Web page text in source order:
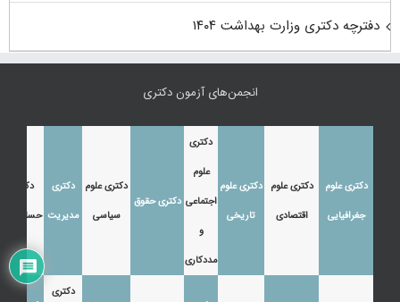
دفترچه دکتری وزارت بهداشت ۱۴۰۴
انجمن‌های آزمون دکتری
دکتری علوم
جغرافیایی
دکتری علوم
اقتصادی
دکتری علوم
تاریخی
دکتری
علوم
اجتماعی
و
مددکاری
دکتری حقوق
دکتری علوم
سیاسی
دکتری
مدیریت
دکتری
حسابداری
دکتری